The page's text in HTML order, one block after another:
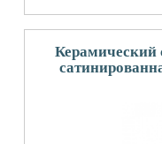
Керамический